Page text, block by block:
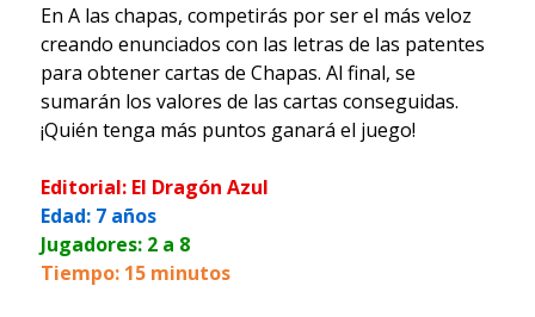
En A las chapas, competirás por ser el más veloz
creando enunciados con las letras de las patentes
para obtener cartas de Chapas. Al final, se
sumarán los valores de las cartas conseguidas.
¡Quién tenga más puntos ganará el juego!
Editorial: El Dragón Azul
Edad: 7 años
Jugadores: 2 a 8
Tiempo: 15 minutos